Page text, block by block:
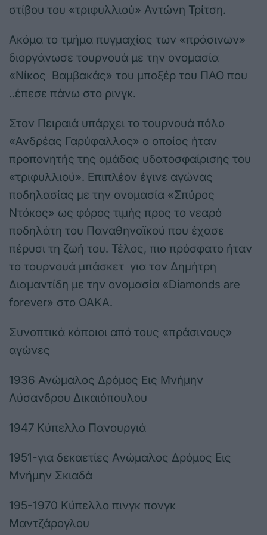
στίβου του «τριφυλλιού» Αντώνη Τρίτση.
Ακόμα το τμήμα πυγμαχίας των «πράσινων»
διοργάνωσε τουρνουά με την ονομασία
«Νίκος Βαμβακάς» του μποξέρ του ΠΑΟ που
..έπεσε πάνω στο ρινγκ.
Στον Πειραιά υπάρχει το τουρνουά πόλο
«Ανδρέας Γαρύφαλλος» ο οποίος ήταν
προπονητής της ομάδας υδατοσφαίρισης του
«τριφυλλιού». Επιπλέον έγινε αγώνας
ποδηλασίας με την ονομασία «Σπύρος
Ντόκος» ως φόρος τιμής προς το νεαρό
ποδηλάτη του Παναθηναϊκού που έχασε
πέρυσι τη ζωή του. Τέλος, πιο πρόσφατο ήταν
το τουρνουά μπάσκετ για τον Δημήτρη
Διαμαντίδη με την ονομασία «Diamonds are
forever» στο ΟΑΚΑ.
Συνοπτικά κάποιοι από τους «πράσινους»
αγώνες
1936 Ανώμαλος Δρόμος Εις Μνήμην
Λύσανδρου Δικαιόπουλου
1947 Κύπελλο Πανουργιά
1951-για δεκαετίες Ανώμαλος Δρόμος Εις
Μνήμην Σκιαδά
195-1970 Κύπελλο πινγκ πονγκ
Μαντζάρογλου